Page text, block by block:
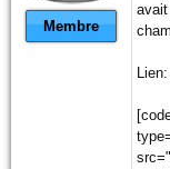
Membre